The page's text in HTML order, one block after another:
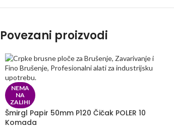
Povezani proizvodi
NEMA
NA
ZALIHI
Šmirgl Papir 50mm P120 Čičak POLER 10
Komada